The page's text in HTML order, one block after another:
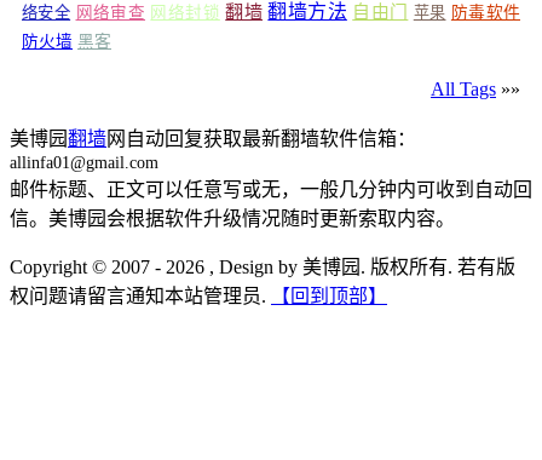
络安全 网络审查 网络封锁 翻墙 翻墙方法 自由门 苹果 防毒软件
防火墙 黑客
All Tags »»
美博园翻墙网自动回复获取最新翻墙软件信箱：
allinfa01@gmail.com
邮件标题、正文可以任意写或无，一般几分钟内可收到自动回
信。美博园会根据软件升级情况随时更新索取内容。
Copyright © 2007 - 2026 , Design by 美博园. 版权所有. 若有版
权问题请留言通知本站管理员.
【回到顶部】